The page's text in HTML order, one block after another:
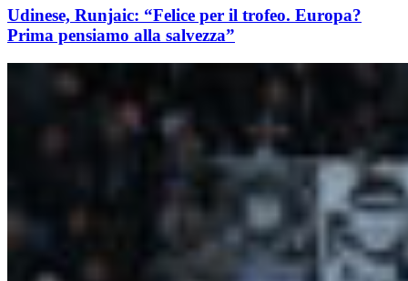
Udinese, Runjaic: “Felice per il trofeo. Europa?
Prima pensiamo alla salvezza”